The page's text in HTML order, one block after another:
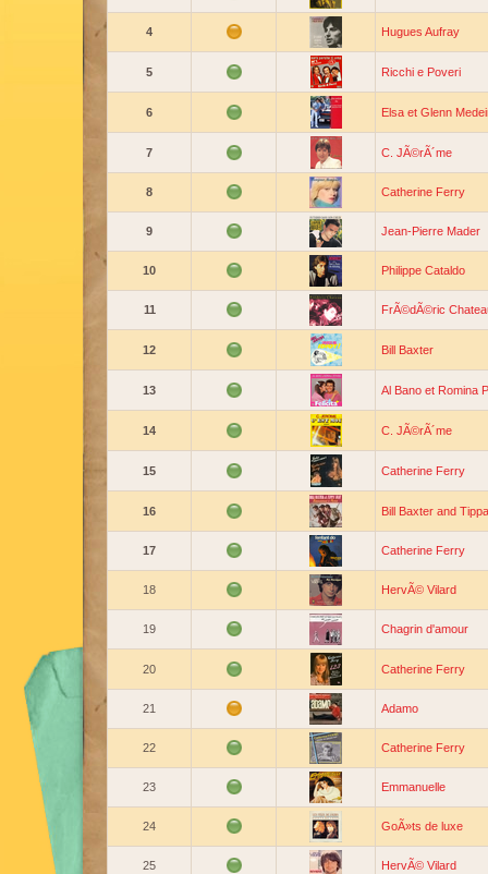
4 Hugues Aufray
5 Ricchi e Poveri
6 Elsa et Glenn
7 C. JÃ©rÃ´me
8 Catherine Ferry
9 Jean-Pierre Mader
10 Philippe Cataldo
11 FrÃ©dÃ©ric
12 Bill Baxter
13 Al Bano et Romina
14 C. JÃ©rÃ´me
15 Catherine Ferry
16 Bill Baxter and
17 Catherine Ferry
18 HervÃ© Vilard
19 Chagrin d'amour
20 Catherine Ferry
21 Adamo
22 Catherine Ferry
23 Emmanuelle
24 GoÃ»ts de luxe
25 HervÃ© Vilard